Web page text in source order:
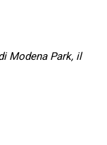
Modena Park, il